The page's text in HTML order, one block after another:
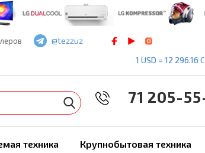
@tezzuz
1 USD = 12 296.16
71 205-
техника Крупнобытовая техника